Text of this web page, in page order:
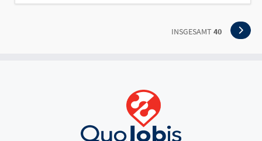
MILANO PORTA ROMANA Responsabilità: La risorsa
cucina Requisiti: - pregressa esperienza nellaINSGESAMT 40